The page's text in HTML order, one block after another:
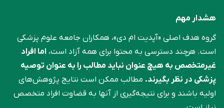
هشدار مهم
گروه هدف اصلی «آپدیت ام دی»، همکاران جامعه علوم ‌پزشکی
است. هرچند دسترسی به محتوا برای همه آزاد است، اما افراد
غیرمتخصص به هیچ عنوان نباید مطالب را به عنوان توصیه
پزشکی در نظر بگیرند. مطالب ممکن است نتایج پژوهش‌های
اولیه باشند و برای نتیجه‌گیری از آنها به قضاوت افراد متخصص